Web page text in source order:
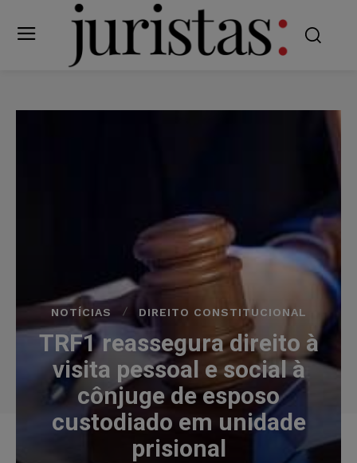
NOTÍCIAS DIREITO CONSTITUCIONAL
TRF1 reassegura direito à
visita pessoal e social à
cônjuge de esposo
custodiado em unidade
prisional